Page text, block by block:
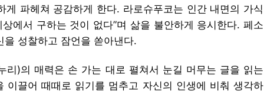
게 파헤쳐 공감하게 한다. 라로슈푸코는 인간 내면의 가식
에서 구하는 것이 없다”며 삶을 불안하게 응시한다. 페소
성찰하고 잠언을 쏟아낸다.
리)의 매력은 손 가는 대로 펼쳐서 눈길 머무는 글을 읽는
이끌어 때때로 읽기를 멈추고 자신의 인생에 비춰 생각하